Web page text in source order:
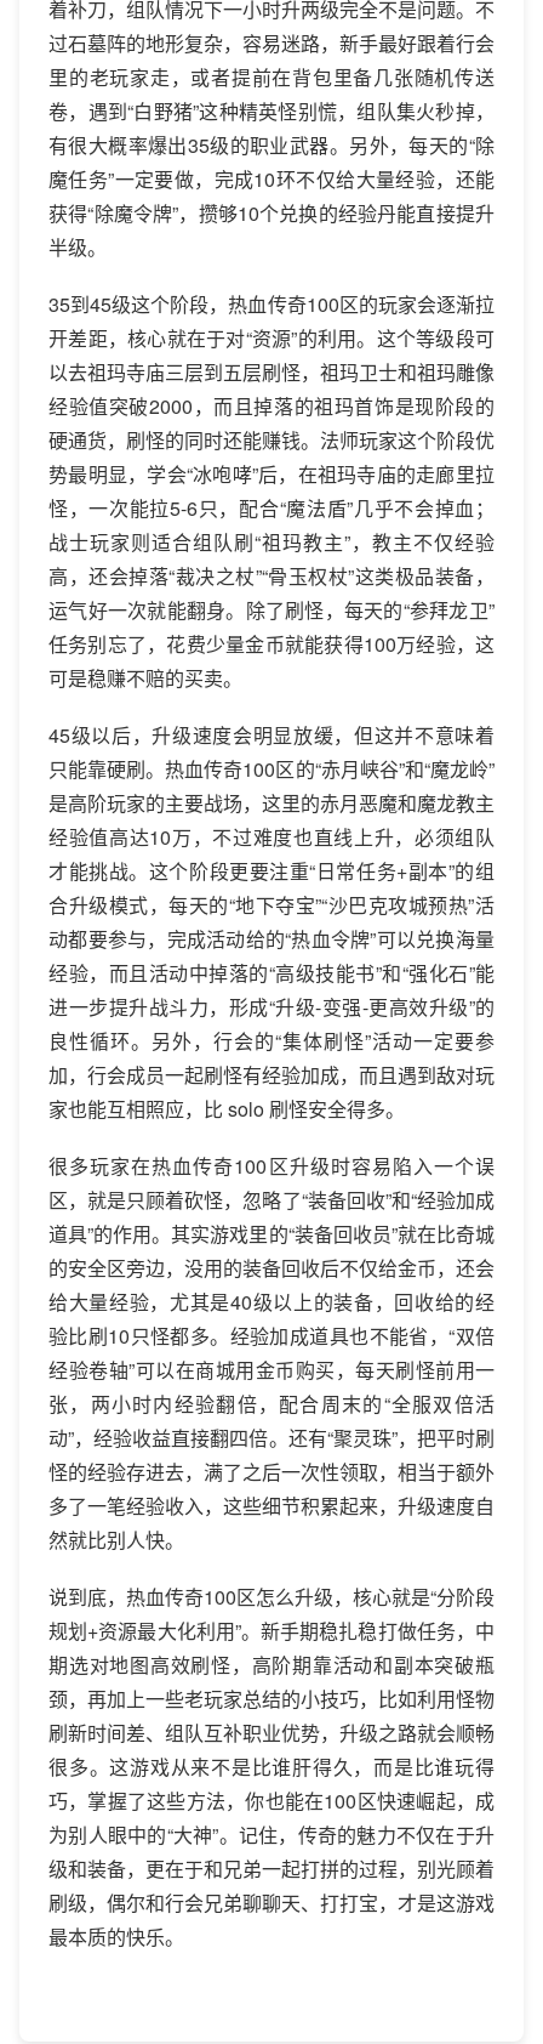
着补刀，组队情况下一小时升两级完全不是问题。不
过石墓阵的地形复杂，容易迷路，新手最好跟着行会
里的老玩家走，或者提前在背包里备几张随机传送
卷，遇到“白野猪”这种精英怪别慌，组队集火秒掉，
有很大概率爆出35级的职业武器。另外，每天的“除
魔任务”一定要做，完成10环不仅给大量经验，还能
获得“除魔令牌”，攒够10个兑换的经验丹能直接提升
半级。
35到45级这个阶段，热血传奇100区的玩家会逐渐拉
开差距，核心就在于对“资源”的利用。这个等级段可
以去祖玛寺庙三层到五层刷怪，祖玛卫士和祖玛雕像
经验值突破2000，而且掉落的祖玛首饰是现阶段的
硬通货，刷怪的同时还能赚钱。法师玩家这个阶段优
势最明显，学会“冰咆哮”后，在祖玛寺庙的走廊里拉
怪，一次能拉5-6只，配合“魔法盾”几乎不会掉血；
战士玩家则适合组队刷“祖玛教主”，教主不仅经验
高，还会掉落“裁决之杖”“骨玉权杖”这类极品装备，
运气好一次就能翻身。除了刷怪，每天的“参拜龙卫”
任务别忘了，花费少量金币就能获得100万经验，这
可是稳赚不赔的买卖。
45级以后，升级速度会明显放缓，但这并不意味着
只能靠硬刷。热血传奇100区的“赤月峡谷”和“魔龙岭”
是高阶玩家的主要战场，这里的赤月恶魔和魔龙教主
经验值高达10万，不过难度也直线上升，必须组队
才能挑战。这个阶段更要注重“日常任务+副本”的组
合升级模式，每天的“地下夺宝”“沙巴克攻城预热”活
动都要参与，完成活动给的“热血令牌”可以兑换海量
经验，而且活动中掉落的“高级技能书”和“强化石”能
进一步提升战斗力，形成“升级-变强-更高效升级”的
良性循环。另外，行会的“集体刷怪”活动一定要参
加，行会成员一起刷怪有经验加成，而且遇到敌对玩
家也能互相照应，比 solo 刷怪安全得多。
很多玩家在热血传奇100区升级时容易陷入一个误
区，就是只顾着砍怪，忽略了“装备回收”和“经验加成
道具”的作用。其实游戏里的“装备回收员”就在比奇城
的安全区旁边，没用的装备回收后不仅给金币，还会
给大量经验，尤其是40级以上的装备，回收给的经
验比刷10只怪都多。经验加成道具也不能省，“双倍
经验卷轴”可以在商城用金币购买，每天刷怪前用一
张，两小时内经验翻倍，配合周末的“全服双倍活
动”，经验收益直接翻四倍。还有“聚灵珠”，把平时刷
怪的经验存进去，满了之后一次性领取，相当于额外
多了一笔经验收入，这些细节积累起来，升级速度自
然就比别人快。
说到底，热血传奇100区怎么升级，核心就是“分阶段
规划+资源最大化利用”。新手期稳扎稳打做任务，中
期选对地图高效刷怪，高阶期靠活动和副本突破瓶
颈，再加上一些老玩家总结的小技巧，比如利用怪物
刷新时间差、组队互补职业优势，升级之路就会顺畅
很多。这游戏从来不是比谁肝得久，而是比谁玩得
巧，掌握了这些方法，你也能在100区快速崛起，成
为别人眼中的“大神”。记住，传奇的魅力不仅在于升
级和装备，更在于和兄弟一起打拼的过程，别光顾着
刷级，偶尔和行会兄弟聊聊天、打打宝，才是这游戏
最本质的快乐。